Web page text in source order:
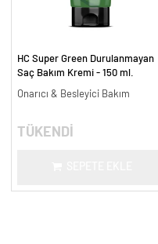
HC Super Green Durulanmayan
Saç Bakım Kremi - 150 ml.
Onarıcı & Besleyici Bakım
TÜKENDİ